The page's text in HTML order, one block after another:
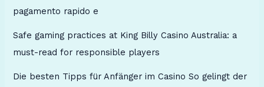
pagamento rapido e
Safe gaming practices at King Billy Casino Australia: a
must-read for responsible players
Die besten Tipps für Anfänger im Casino So gelingt der